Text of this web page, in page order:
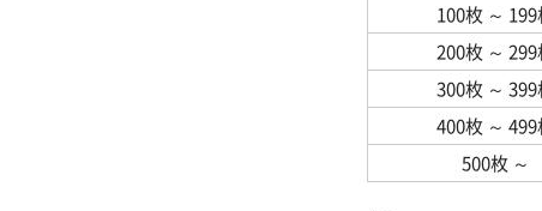
100枚 ～
200枚 ～ 299
300枚 ～ 399
400枚 ～ 499
500枚 ～